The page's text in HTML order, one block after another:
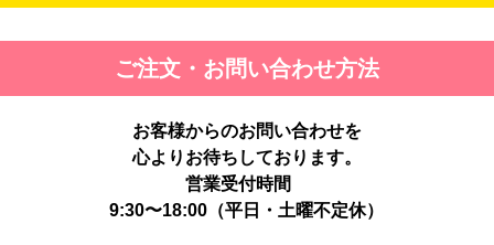
４. 個人情報を第三者に提供することが予定される場合の事項
第三者に提供する目的：パーソナライズ広告配信および効果測定・
最適化のため。
提供する個人情報の項目：Cookie 等の識別子、広告 ID、閲覧・行
動履歴、IP、ブラウザ・端末情報、（同意時）メールアドレス等の
提供の手段又は方法：当社ウェブサイトのタグ・SDK・API 等に
よる安全な電送、又は管理コンソールからの連携。
提供先：広告配信事業者（例：Google LLC等）。
個人情報の取り扱いに関する契約：提供先と個人情報取扱い契約
ご注文・お問い合わせ方法
お客様からのお問い合わせを
心よりお待ちしております。
営業受付時間
9:30〜18:00（平日・土曜不定休）